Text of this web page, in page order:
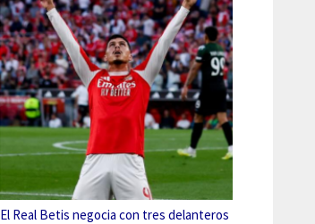
El Real Betis negocia con tres delanteros